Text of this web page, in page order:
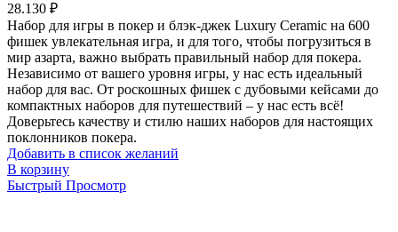
28.130 ₽
Набор для игры в покер и блэк-джек Luxury Ceramic на 600
фишек увлекательная игра, и для того, чтобы погрузиться в
мир азарта, важно выбрать правильный набор для покера.
Независимо от вашего уровня игры, у нас есть идеальный
набор для вас. От роскошных фишек с дубовыми кейсами до
компактных наборов для путешествий – у нас есть всё!
Доверьтесь качеству и стилю наших наборов для настоящих
поклонников покера.
Добавить в список желаний
В корзину
Быстрый Просмотр